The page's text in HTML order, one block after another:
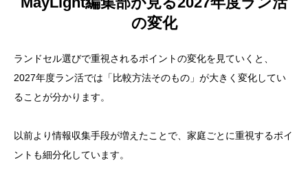
の変化
ランドセル選びで重視されるポイントの変化を見ていくと、
2027年度ラン活では「比較方法そのもの」が大きく変化してい
ることが分かります。
以前より情報収集手段が増えたことで、家庭ごとに重視するポイ
ントも細分化しています。